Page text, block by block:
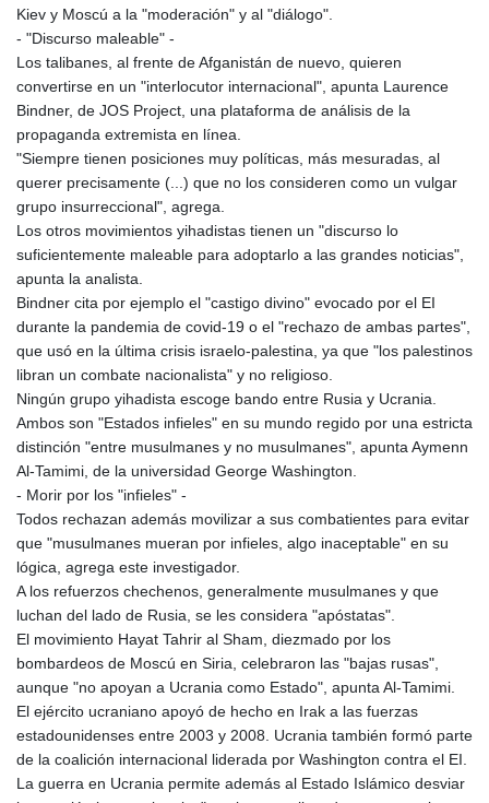
Kiev y Moscú a la "moderación" y al "diálogo".
- "Discurso maleable" -
Los talibanes, al frente de Afganistán de nuevo, quieren
convertirse en un "interlocutor internacional", apunta Laurence
Bindner, de JOS Project, una plataforma de análisis de la
propaganda extremista en línea.
"Siempre tienen posiciones muy políticas, más mesuradas, al
querer precisamente (...) que no los consideren como un vulgar
grupo insurreccional", agrega.
Los otros movimientos yihadistas tienen un "discurso lo
suficientemente maleable para adoptarlo a las grandes noticias",
apunta la analista.
Bindner cita por ejemplo el "castigo divino" evocado por el EI
durante la pandemia de covid-19 o el "rechazo de ambas partes",
que usó en la última crisis israelo-palestina, ya que "los palestinos
libran un combate nacionalista" y no religioso.
Ningún grupo yihadista escoge bando entre Rusia y Ucrania.
Ambos son "Estados infieles" en su mundo regido por una estricta
distinción "entre musulmanes y no musulmanes", apunta Aymenn
Al-Tamimi, de la universidad George Washington.
- Morir por los "infieles" -
Todos rechazan además movilizar a sus combatientes para evitar
que "musulmanes mueran por infieles, algo inaceptable" en su
lógica, agrega este investigador.
A los refuerzos chechenos, generalmente musulmanes y que
luchan del lado de Rusia, se les considera "apóstatas".
El movimiento Hayat Tahrir al Sham, diezmado por los
bombardeos de Moscú en Siria, celebraron las "bajas rusas",
aunque "no apoyan a Ucrania como Estado", apunta Al-Tamimi.
El ejército ucraniano apoyó de hecho en Irak a las fuerzas
estadounidenses entre 2003 y 2008. Ucrania también formó parte
de la coalición internacional liderada por Washington contra el EI.
La guerra en Ucrania permite además al Estado Islámico desviar